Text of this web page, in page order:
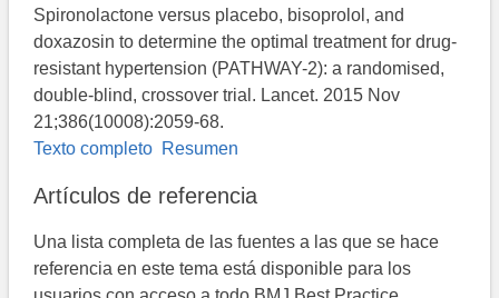
Spironolactone versus placebo, bisoprolol, and
doxazosin to determine the optimal treatment for drug-
resistant hypertension (PATHWAY-2): a randomised,
double-blind, crossover trial. Lancet. 2015 Nov
21;386(10008):2059-68.
Texto completo Resumen
Artículos de referencia
Una lista completa de las fuentes a las que se hace
referencia en este tema está disponible para los